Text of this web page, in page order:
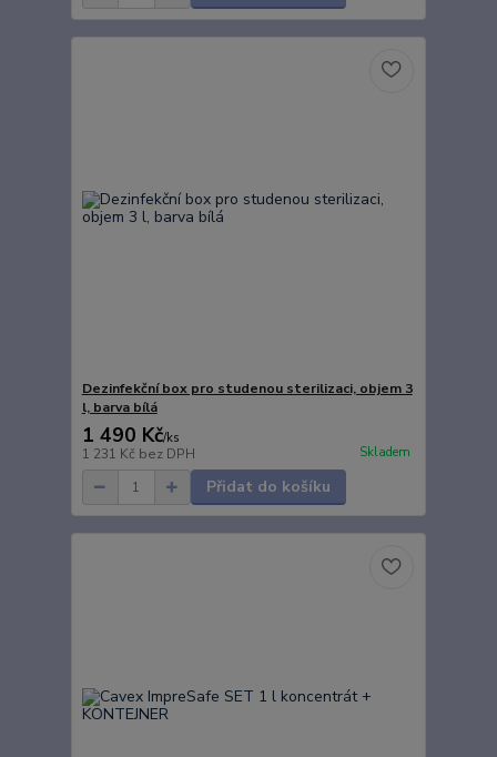
Dezinfekční box pro studenou sterilizaci, objem 3
l, barva bílá
1 490 Kč/ks
1 231 Kč bez DPH Skladem
Přidat do košíku